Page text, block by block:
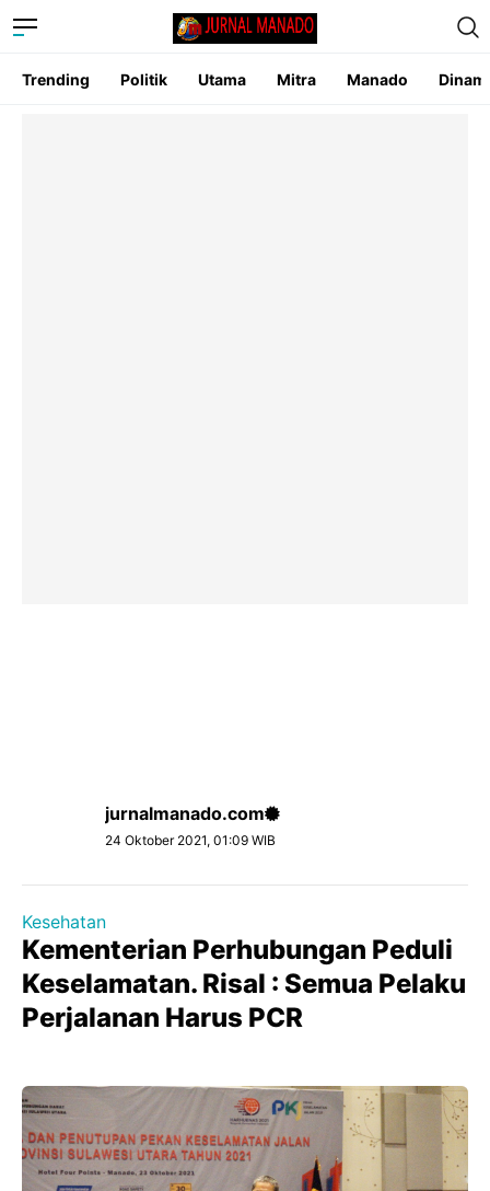
Trending Politik Utama Mitra Manado
jurnalmanado.com
24 Oktober 2021, 01:09 WIB
Kesehatan
Kementerian Perhubungan Peduli
Keselamatan. Risal : Semua Pelaku
Perjalanan Harus PCR